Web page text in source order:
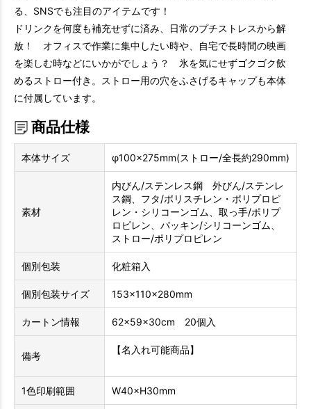
る、SNSでも注目のアイテムです！
ドリンクを何度も補充せずに済み、日常のプチストレスから解
放！ オフィスで作業に集中したい時や、自宅で長時間の映画
を楽しむ時などにいかがでしょう？ 氷を気にせずゴクゴク飲
めるストロー付き。ストロー用の穴をふさげるキャップも本体
に付属しています。
商品仕様
本体サイズ φ100×275mm(ストロー/全長約290mm)
素材
内びん/ステンレス鋼 外びん/ステンレ
ス鋼、フタ/ポリスチレン・ポリプロピ
レン・シリコーンゴム、取っ手/ポリプ
ロピレン、パッキン/シリコーンゴム、
ストロー/ポリプロピレン
個別包装 化粧箱入
個別包装サイズ 153×110×280mm
カートン情報 62×59×30cm 20個入
備考
【名入れ可能商品】
1色印刷範囲 W40×H30mm